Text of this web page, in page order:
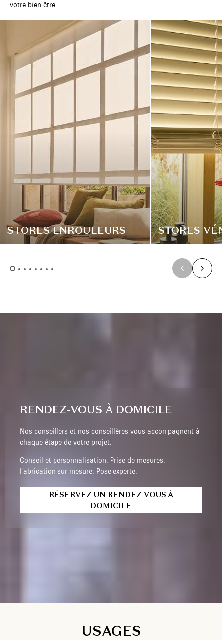
votre bien-être.
STORES ENROULEURS STORES
RENDEZ-VOUS À DOMICILE
Nos conseillers et nos conseillères vous accompagnent à
chaque étape de votre projet.
Conseil et personnalisation. Prise de mesures.
Fabrication sur mesure. Pose experte.
RÉSERVEZ UN RENDEZ-VOUS À
DOMICILE
USAGES